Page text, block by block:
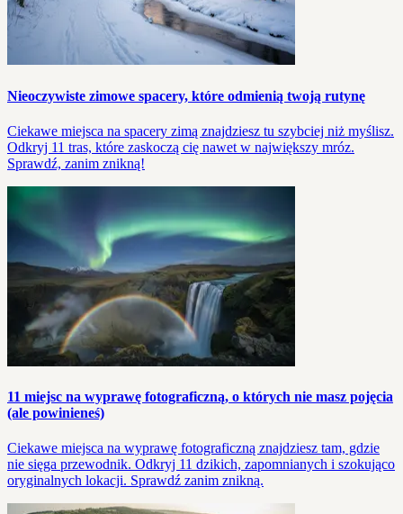
Nieoczywiste zimowe spacery, które odmienią twoją rutynę
Ciekawe miejsca na spacery zimą znajdziesz tu szybciej niż myślisz.
Odkryj 11 tras, które zaskoczą cię nawet w największy mróz.
Sprawdź, zanim znikną!
11 miejsc na wyprawę fotograficzną, o których nie masz pojęcia
(ale powinieneś)
Ciekawe miejsca na wyprawę fotograficzną znajdziesz tam, gdzie
nie sięga przewodnik. Odkryj 11 dzikich, zapomnianych i szokująco
oryginalnych lokacji. Sprawdź zanim znikną.